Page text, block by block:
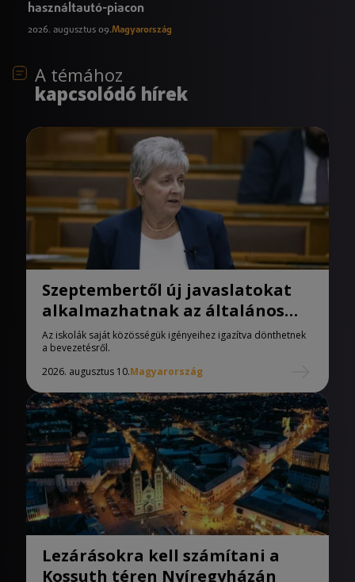
használtautó-piacon
2026. augusztus 09.Magyarország
A témához
kapcsolódó hírek
Szeptembertől új javaslatokat
alkalmazhatnak az általános
iskolák
Az iskolák saját közösségük igényeihez igazítva dönthetnek
a bevezetésről.
2026. augusztus 10.Magyarország
Lezárásokra kell számítani a
Kossuth téren Nyíregyházán